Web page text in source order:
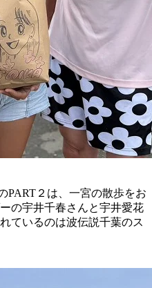
PART２は、一宮の散歩をお
の宇井千春さんと宇井愛花
ているのは波伝説千葉のス